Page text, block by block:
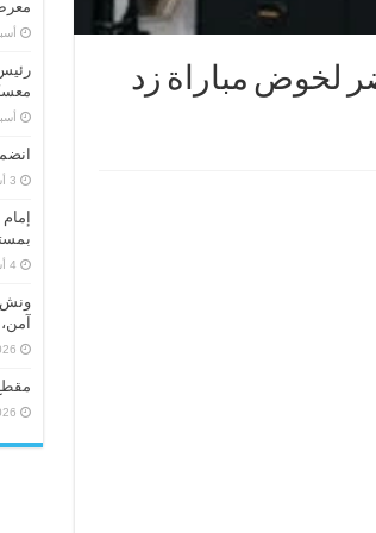
لخوض مباراة زد
ونش